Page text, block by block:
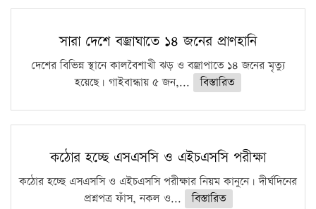
সারা দেশে বজ্রাঘাতে ১৪ জনের প্রাণহানি
দেশের বিভিন্ন স্থানে কালবৈশাখী ঝড় ও বজ্রাপাতে ১৪ জনের মৃত্যু
হয়েছে। গাইবান্ধায় ৫ জন,...
বিস্তারিত
কঠোর হচ্ছে এসএসসি ও এইচএসসি পরীক্ষা
কঠোর হচ্ছে এসএসসি ও এইচএসসি পরীক্ষার নিয়ম কানুনে। দীর্ঘদিনের
প্রশ্নপত্র ফাঁস, নকল ও...
বিস্তারিত